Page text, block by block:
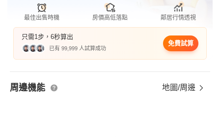
最佳出售時機 房價高低落點 鄰居行情透視
只需1步，6秒算出
已有 99,999 人試算成功
免費試算
周邊機能 地圖/周邊